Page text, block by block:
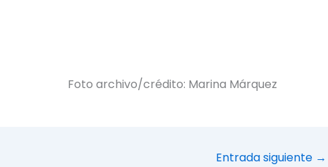
Foto archivo/crédito: Marina Márquez
Entrada siguiente →